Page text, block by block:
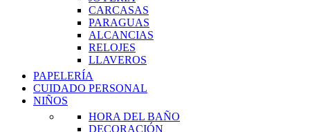
CARCASAS
PARAGUAS
ALCANCIAS
RELOJES
LLAVEROS
PAPELERÍA
CUIDADO PERSONAL
NIÑOS
HORA DEL BAÑO
DECORACIÓN